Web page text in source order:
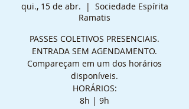
qui., 15 de abr.
  |
Sociedade Espírita
Ramatis
PASSES COLETIVOS PRESENCIAIS.
ENTRADA SEM AGENDAMENTO.
Compareçam em um dos horários
disponíveis.
HORÁRIOS:
8h | 9h